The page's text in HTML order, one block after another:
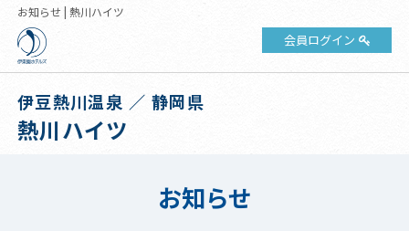
お知らせ | 熱川ハイツ
会員ログイン
伊豆熱川温泉 ／ 静岡県
熱川ハイツ
お知らせ